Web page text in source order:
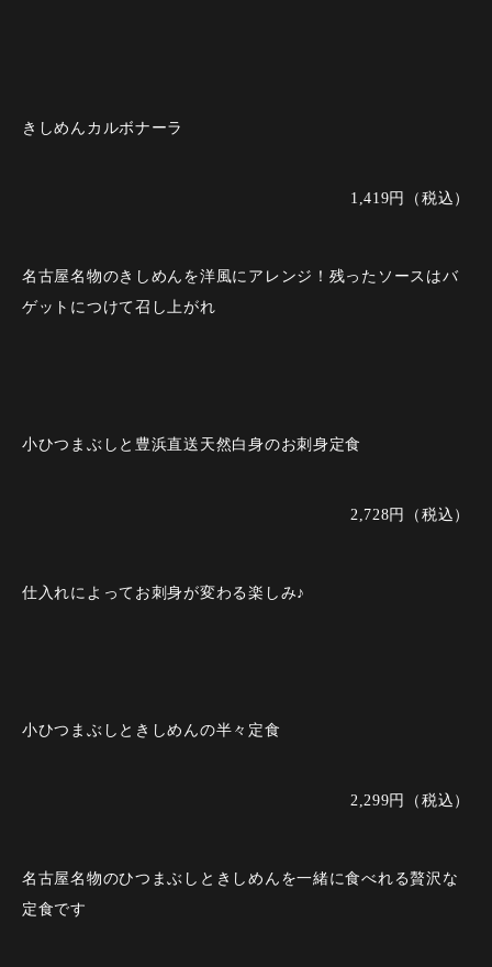
きしめんカルボナーラ
1,419円（税込）
名古屋名物のきしめんを洋風にアレンジ！残ったソースはバ
ゲットにつけて召し上がれ
小ひつまぶしと豊浜直送天然白身のお刺身定食
2,728円（税込）
仕入れによってお刺身が変わる楽しみ♪
小ひつまぶしときしめんの半々定食
2,299円（税込）
名古屋名物のひつまぶしときしめんを一緒に食べれる贅沢な
定食です